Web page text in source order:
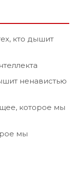
кто дышит
ненавистью
которое мы
мы